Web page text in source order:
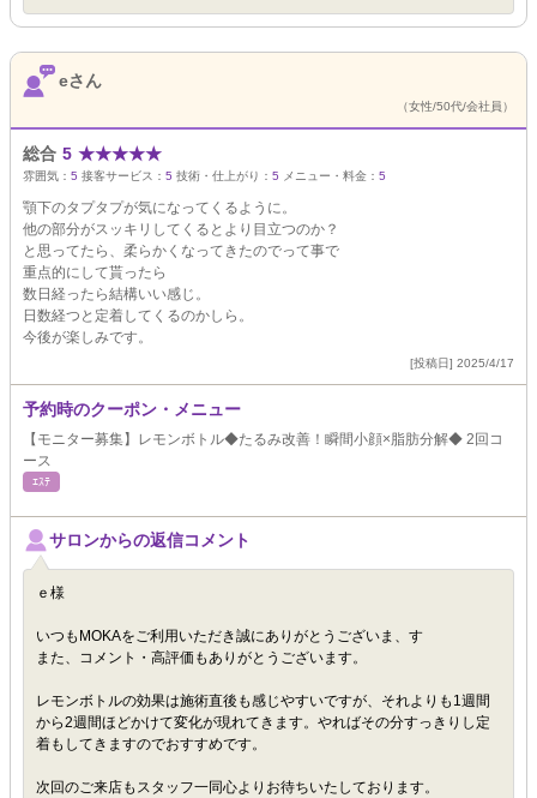
eさん
（女性/50代/会社員）
総合 5 ★★★★★
雰囲気： 5 接客サービス： 5 技術・仕上がり： 5 メニュー・料金： 5
顎下のタプタプが気になってくるように。
他の部分がスッキリしてくるとより目立つのか？
と思ってたら、柔らかくなってきたのでって事で
重点的にして貰ったら
数日経ったら結構いい感じ。
日数経つと定着してくるのかしら。
今後が楽しみです。
[投稿日] 2025/4/17
予約時のクーポン・メニュー
【モニター募集】レモンボトル◆たるみ改善！瞬間小顔×脂肪分解◆ 2回コ
ース
ｴｽﾃ
サロンからの返信コメント
ｅ様
いつもMOKAをご利用いただき誠にありがとうございま、す
また、コメント・高評価もありがとうございます。
レモンボトルの効果は施術直後も感じやすいですが、それよりも1週間
から2週間ほどかけて変化が現れてきます。やればその分すっきりし定
着もしてきますのでおすすめです。
次回のご来店もスタッフ一同心よりお待ちいたしております。